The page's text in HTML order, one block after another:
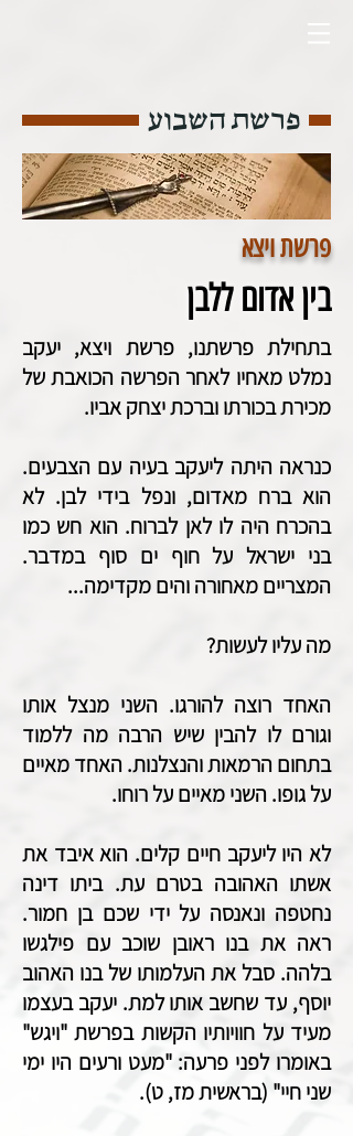
פרשת השבוע
פרשת ויצא
בין אדום ללבן
בתחילת פרשתנו, פרשת ויצא, יעקב
נמלט מאחיו לאחר הפרשה הכואבת של
מכירת בכורתו וברכת יצחק אביו.
כנראה היתה ליעקב בעיה עם הצבעים.
הוא ברח מאדום, ונפל בידי לבן. לא
בהכרח היה לו לאן לברוח. הוא חש כמו
בני ישראל על חוף ים סוף במדבר.
המצריים מאחורה והים מקדימה...
מה עליו לעשות?
האחד רוצה להורגו. השני מנצל אותו
וגורם לו להבין שיש הרבה מה ללמוד
בתחום הרמאות והנצלנות. האחד מאיים
על גופו. השני מאיים על רוחו.
לא היו ליעקב חיים קלים. הוא איבד את
אשתו האהובה בטרם עת. ביתו דינה
נחטפה ונאנסה על ידי שכם בן חמור.
ראה את בנו ראובן שוכב עם פילגשו
בלהה. סבל את העלמותו של בנו האהוב
יוסף, עד שחשב אותו למת. יעקב בעצמו
מעיד על חוויותיו הקשות בפרשת "ויגש"
באומרו לפני פרעה: "מעט ורעים היו ימי
שני חיי" (בראשית מז, ט).